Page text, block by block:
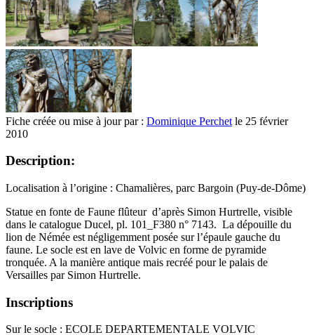
Fiche créée ou mise à jour par : Dominique Perchet le 25 février
2010
Description:
Localisation à l’origine : Chamalières, parc Bargoin (Puy-de-Dôme)
Statue en fonte de Faune flûteur d’après Simon Hurtrelle, visible
dans le catalogue Ducel, pl. 101_F380 n° 7143. La dépouille du
lion de Némée est négligemment posée sur l’épaule gauche du
faune. Le socle est en lave de Volvic en forme de pyramide
tronquée. A la manière antique mais recréé pour le palais de
Versailles par Simon Hurtrelle.
Inscriptions
Sur le socle : ECOLE DEPARTEMENTALE VOLVIC